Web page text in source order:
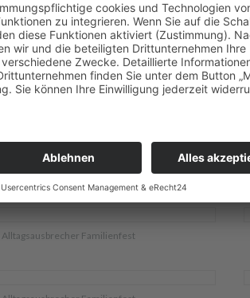
Alltagsausbrecher Familienfest
Alltagsausbrecher Familienfest
Alltagsausbrecher Familienfest